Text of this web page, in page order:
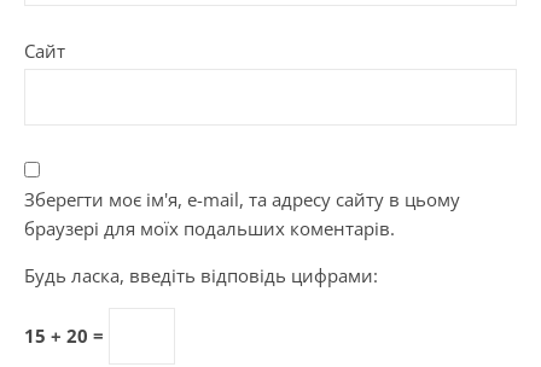
Сайт
Зберегти моє ім'я, e-mail, та адресу сайту в цьому
браузері для моїх подальших коментарів.
Будь ласка, введіть відповідь цифрами:
15 + 20 =